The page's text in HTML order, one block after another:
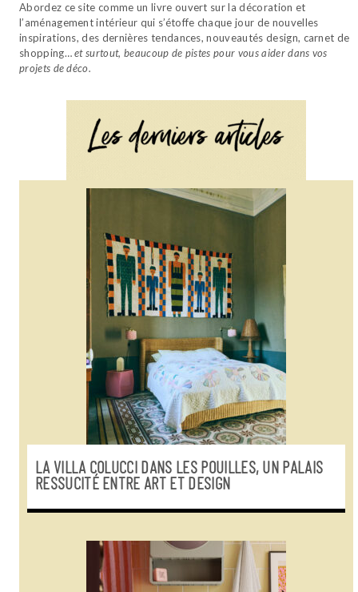
Abordez ce site comme un livre ouvert sur la décoration et
l’aménagement intérieur qui s’étoffe chaque jour de nouvelles
inspirations, des dernières tendances, nouveautés design, carnet de
shopping…et surtout, beaucoup de pistes pour vous aider dans vos
projets de déco.
LA VILLA COLUCCI DANS LES POUILLES, UN PALAIS
RESSUCITÉ ENTRE ART ET DESIGN